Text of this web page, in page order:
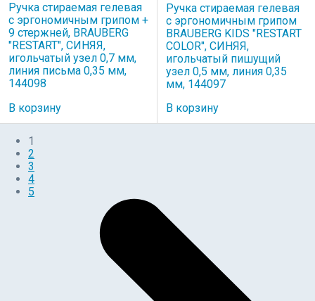
Ручка стираемая гелевая
с эргономичным грипом +
9 стержней, BRAUBERG
"RESTART", СИНЯЯ,
игольчатый узел 0,7 мм,
линия письма 0,35 мм,
144098
В корзину
Ручка стираемая гелевая
с эргономичным грипом
BRAUBERG KIDS "RESTART
COLOR", СИНЯЯ,
игольчатый пишущий
узел 0,5 мм, линия 0,35
мм, 144097
В корзину
1
2
3
4
5